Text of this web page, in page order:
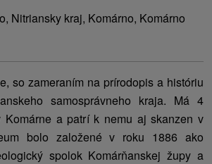
Nitriansky kraj, Komárno, Komárno
so zameraním na prírodopis a históriu
samosprávneho kraja. Má 4
Komárne a patrí k nemu aj skanzen v
bolo založené v roku 1886 ako
spolok Komárňanskej župy a